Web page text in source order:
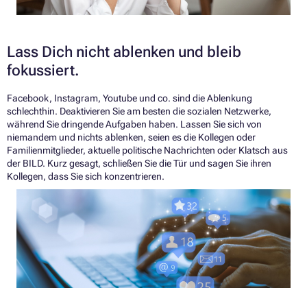
Lass Dich nicht ablenken und bleib
fokussiert.
Facebook, Instagram, Youtube und co. sind die Ablenkung
schlechthin. Deaktivieren Sie am besten die sozialen Netzwerke,
während Sie dringende Aufgaben haben. Lassen Sie sich von
niemandem und nichts ablenken, seien es die Kollegen oder
Familienmitglieder, aktuelle politische Nachrichten oder Klatsch aus
der BILD. Kurz gesagt, schließen Sie die Tür und sagen Sie ihren
Kollegen, dass Sie sich konzentrieren.